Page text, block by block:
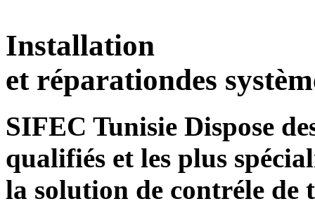
Installation
et réparationdes
SIFEC Tunisie Dispose
qualifiés et les plus
la solution de contréle de